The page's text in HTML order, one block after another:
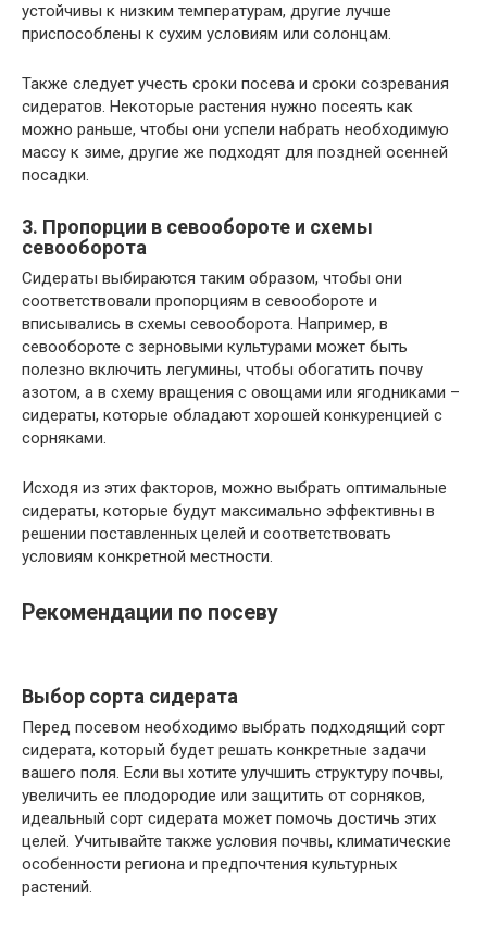
устойчивы к низким температурам, другие лучше
приспособлены к сухим условиям или солонцам.
Также следует учесть сроки посева и сроки созревания
сидератов. Некоторые растения нужно посеять как
можно раньше, чтобы они успели набрать необходимую
массу к зиме, другие же подходят для поздней осенней
посадки.
3. Пропорции в севообороте и схемы
севооборота
Сидераты выбираются таким образом, чтобы они
соответствовали пропорциям в севообороте и
вписывались в схемы севооборота. Например, в
севообороте с зерновыми культурами может быть
полезно включить легумины, чтобы обогатить почву
азотом, а в схему вращения с овощами или ягодниками –
сидераты, которые обладают хорошей конкуренцией с
сорняками.
Исходя из этих факторов, можно выбрать оптимальные
сидераты, которые будут максимально эффективны в
решении поставленных целей и соответствовать
условиям конкретной местности.
Рекомендации по посеву
Выбор сорта сидерата
Перед посевом необходимо выбрать подходящий сорт
сидерата, который будет решать конкретные задачи
вашего поля. Если вы хотите улучшить структуру почвы,
увеличить ее плодородие или защитить от сорняков,
идеальный сорт сидерата может помочь достичь этих
целей. Учитывайте также условия почвы, климатические
особенности региона и предпочтения культурных
растений.